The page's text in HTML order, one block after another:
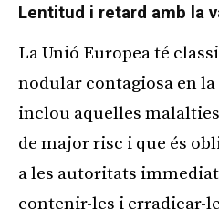
Lentitud i retard amb la
La Unió Europea té
nodular contagiosa en la
inclou aquelles
de major risc i que és
a les autoritats
contenir-les i erradicar-